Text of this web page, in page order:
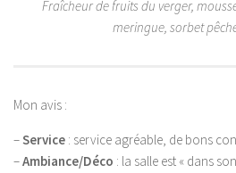
Fraîcheur de fruits du verger,
meringue, sorbet
Mon avis :
–Service : service agréable, de bons
–Ambiance/Déco : la salle est « dans